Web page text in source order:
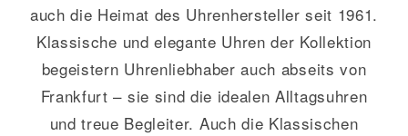
auch die Heimat des Uhrenhersteller seit 1961.
Klassische und elegante Uhren der Kollektion
begeistern Uhrenliebhaber auch abseits von
Frankfurt – sie sind die idealen Alltagsuhren
und treue Begleiter. Auch die Klassischen